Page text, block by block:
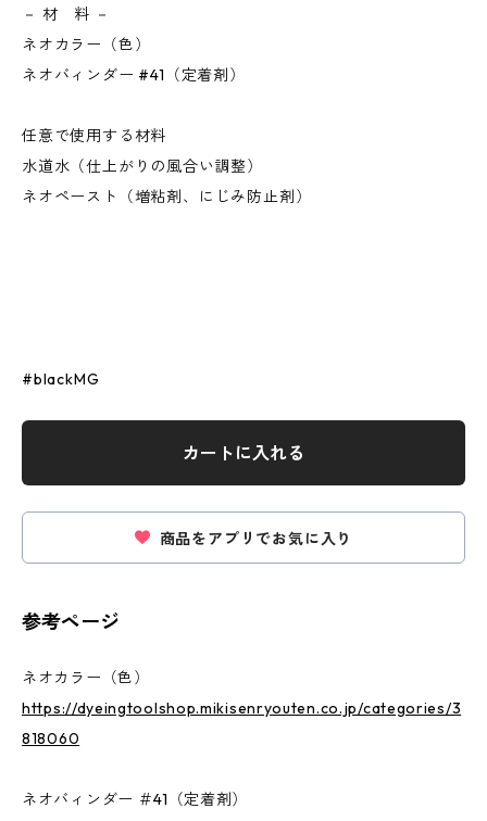
－ 材 料 －
ネオカラー（色）
ネオバィンダー #41（定着剤）
任意で使用する材料
水道水（仕上がりの風合い調整）
ネオペースト（増粘剤、にじみ防止剤）
#blackMG
カートに入れる
商品をアプリでお気に入り
参考ページ
ネオカラー（色）
https://dyeingtoolshop.mikisenryouten.co.jp/categories/3
818060
ネオバィンダー ＃41（定着剤）